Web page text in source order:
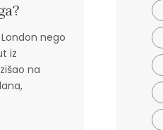
nego
iz
na